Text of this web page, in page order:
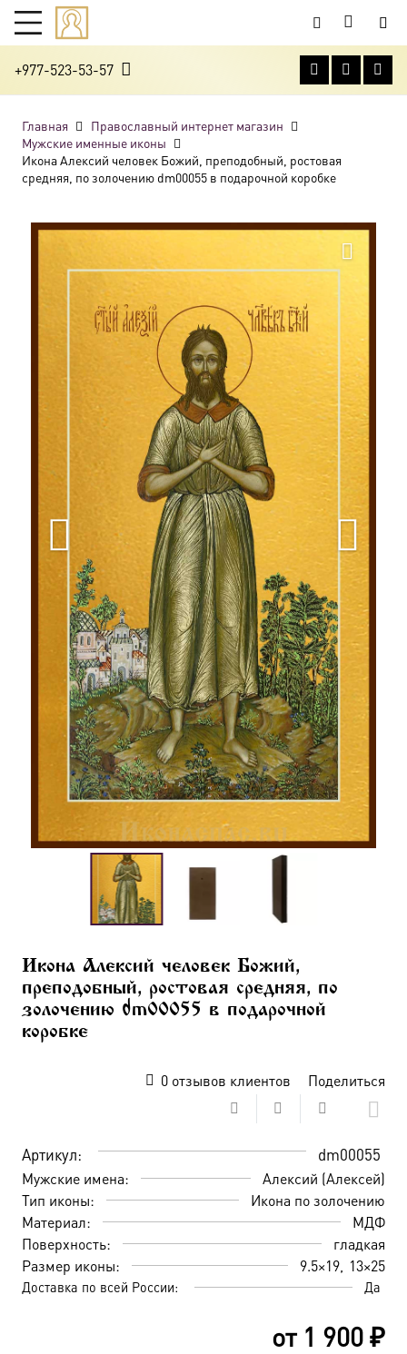
+977-523-53-57
Главная
Православный интернет магазин
Мужские именные иконы
Икона Алексий человек Божий, преподобный, ростовая
средняя, по золочению dm00055 в подарочной коробке
Икона Алексий человек Божий,
преподобный, ростовая средняя, по
золочению dm00055 в подарочной
коробке
0отзывов клиентов Поделиться
Артикул: dm00055
Мужские имена:
Алексий (Алексей)
Тип иконы:
Икона по золочению
Материал:
МДФ
Поверхность:
гладкая
Размер иконы:
9.5×19 13×25
Доставка по всей России: Да
от 1 900₽